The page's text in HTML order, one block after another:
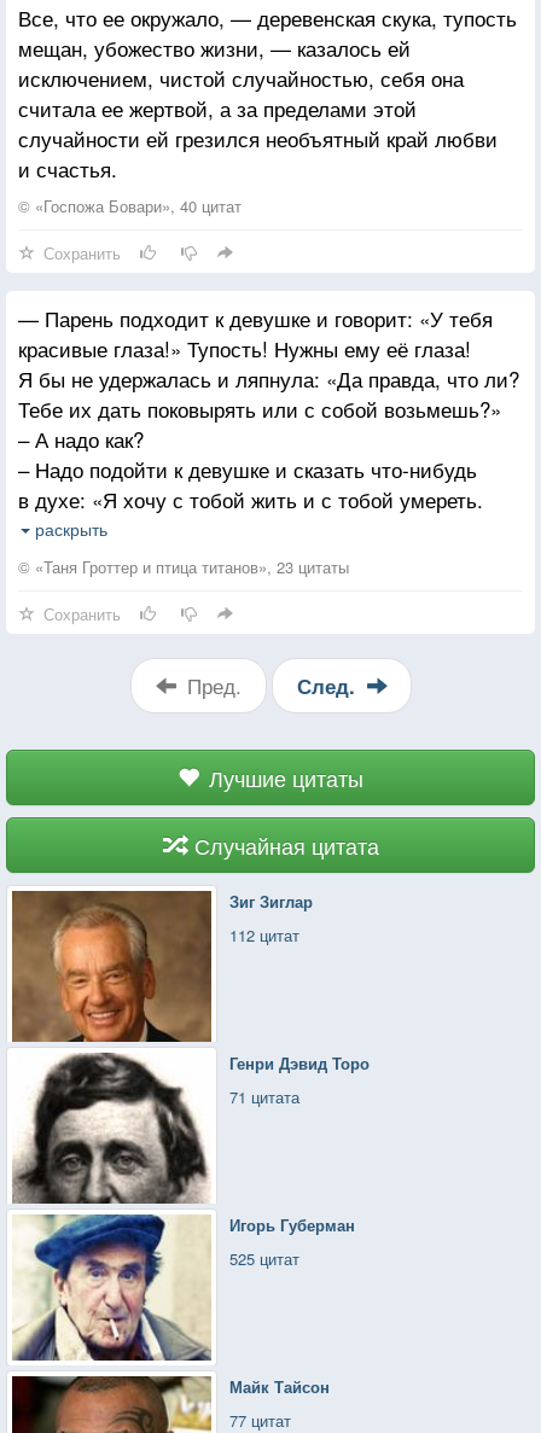
Все, что ее окружало, — деревенская скука, тупость
мещан, убожество жизни, — казалось ей
исключением, чистой случайностью, себя она
считала ее жертвой, а за пределами этой
случайности ей грезился необъятный край любви
и счастья.
© «Госпожа Бовари», 40 цитат
Сохранить
— Парень подходит к девушке и говорит: «У тебя
красивые глаза!» Тупость! Нужны ему её глаза!
Я бы не удержалась и ляпнула: «Да правда, что ли?
Тебе их дать поковырять или с собой возьмешь?»
– А надо как?
– Надо подойти к девушке и сказать что‑нибудь
в духе: «Я хочу с тобой жить и с тобой умереть.
И чтобы ты родила мне десять детей». А если
и умирать не готов, и дети не нужны, зачем тогда
раскрыть
© «Таня Гроттер и птица титанов», 23 цитаты
Сохранить
Пред. След.
Лучшие цитаты
Случайная цитата
Зиг Зиглар
112 цитат
Генри Дэвид Торо
71 цитата
Игорь Губерман
525 цитат
Майк Тайсон
77 цитат